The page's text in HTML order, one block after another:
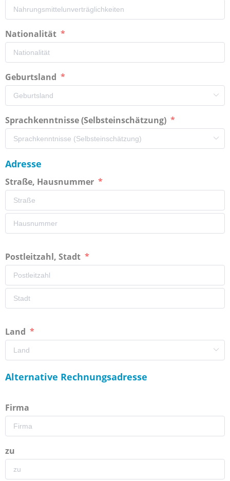
Nationalität
Geburtsland
Sprachkenntnisse (Selbsteinschätzung)
Adresse
Straße, Hausnummer
Postleitzahl, Stadt
Land
Alternative Rechnungsadresse
Firma
zu